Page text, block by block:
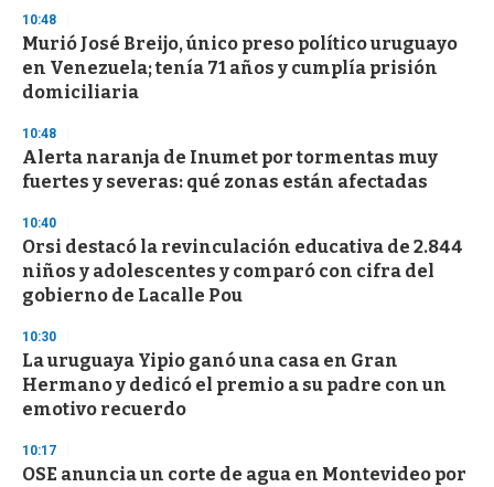
3
s
c
o
d
s
10:48
Murió José Breijo, único preso político uruguayo
en Venezuela; tenía 71 años y cumplía prisión
domiciliaria
10:48
Alerta naranja de Inumet por tormentas muy
fuertes y severas: qué zonas están afectadas
10:40
Orsi destacó la revinculación educativa de 2.844
niños y adolescentes y comparó con cifra del
gobierno de Lacalle Pou
10:30
La uruguaya Yipio ganó una casa en Gran
Hermano y dedicó el premio a su padre con un
emotivo recuerdo
10:17
OSE anuncia un corte de agua en Montevideo por